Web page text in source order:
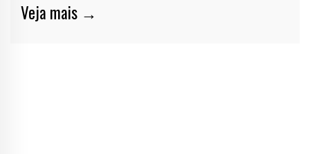
Veja mais →